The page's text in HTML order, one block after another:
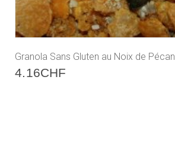
Granola Sans Gluten au Noix de Pécan
4.16CHF